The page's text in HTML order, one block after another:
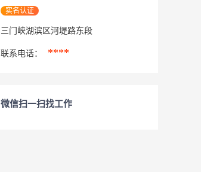
实名认证
三门峡湖滨区河堤路东段
联系电话： ****
微信扫一扫找工作